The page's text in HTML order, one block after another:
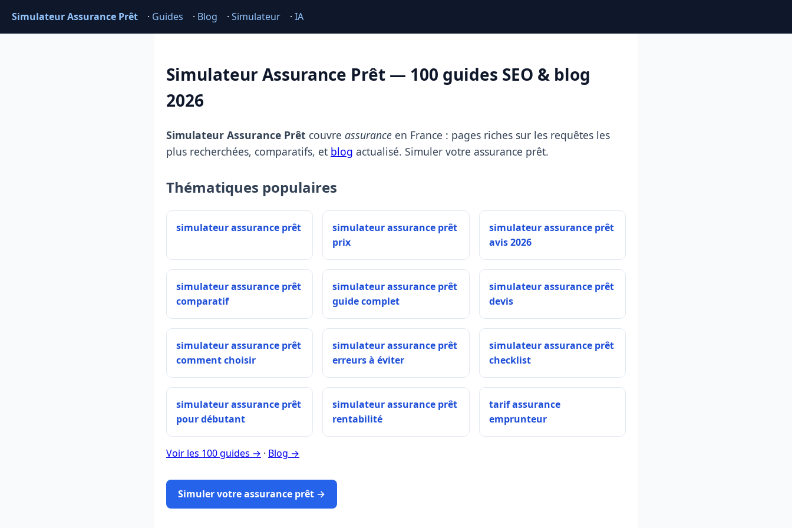
Simulateur Assurance Prêt · Guides · Blog · Simulateur · IA
Simulateur Assurance Prêt — 100 guides SEO & blog
2026
Simulateur Assurance Prêt couvre assurance en France : pages riches sur les requêtes les
plus recherchées, comparatifs, et blog actualisé. Simuler votre assurance prêt.
Thématiques populaires
simulateur assurance prêt
simulateur assurance prêt
prix
simulateur assurance prêt
avis 2026
simulateur assurance prêt
comparatif
simulateur assurance prêt
guide complet
simulateur assurance prêt
devis
simulateur assurance prêt
comment choisir
simulateur assurance prêt
erreurs à éviter
simulateur assurance prêt
checklist
simulateur assurance prêt
pour débutant
simulateur assurance prêt
rentabilité
tarif assurance
emprunteur
Voir les 100 guides → · Blog →
Simuler votre assurance prêt →